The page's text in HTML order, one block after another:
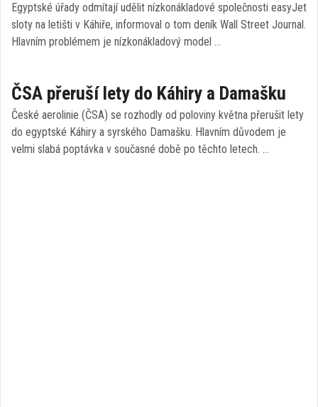
Egyptské úřady odmítají udělit nízkonákladové společnosti easyJet
sloty na letišti v Káhiře, informoval o tom deník Wall Street Journal.
Hlavním problémem je nízkonákladový model …
ČSA přeruší lety do Káhiry a Damašku
České aerolinie (ČSA) se rozhodly od poloviny května přerušit lety
do egyptské Káhiry a syrského Damašku. Hlavním důvodem je
velmi slabá poptávka v současné době po těchto letech. …